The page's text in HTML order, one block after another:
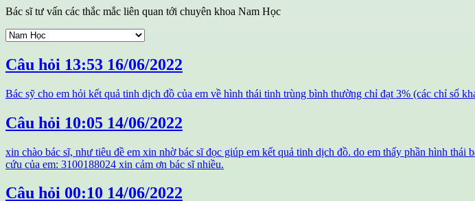
Bác sĩ tư vấn các thắc mắc liên quan tới chuyên khoa Nam Học
Câu hỏi 13:53 16/06/2022
Bác sỹ cho em hỏi kết quả tinh dịch đồ của em về hình thái tinh trùng bình thường chỉ đạt 3% (các chỉ số
Câu hỏi 10:05 14/06/2022
xin chào bác sĩ, như tiêu đề em xin nhờ bác sĩ đọc giúp em kết quả tinh dịch đồ. do em thấy phần hình
cứu của em: 3100188024 xin cảm ơn bác sĩ nhiều.
Câu hỏi 00:10 14/06/2022